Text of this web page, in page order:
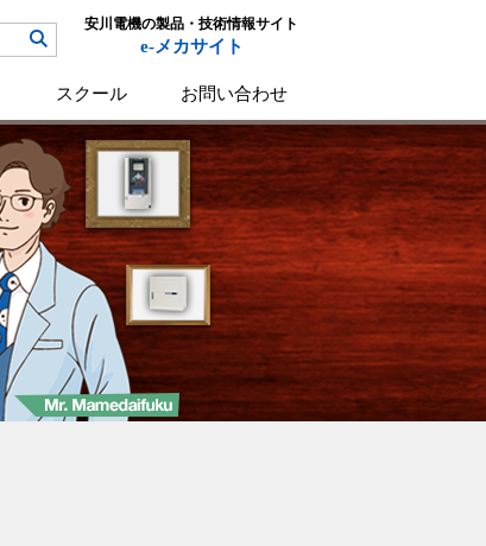
安川電機の製品・技術情報サイト
e-メカサイト
スクール お問い合わせ